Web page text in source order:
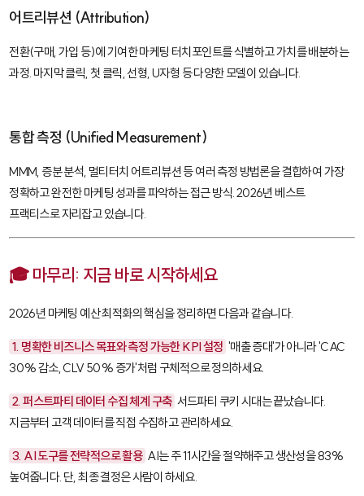
어트리뷰션 (Attribution)
전환(구매, 가입 등)에 기여한 마케팅 터치포인트를 식별하고 가치를 배분하는
과정. 마지막 클릭, 첫 클릭, 선형, U자형 등 다양한 모델이 있습니다.
통합 측정 (Unified Measurement)
MMM, 증분 분석, 멀티터치 어트리뷰션 등 여러 측정 방법론을 결합하여 가장
정확하고 완전한 마케팅 성과를 파악하는 접근 방식. 2026년 베스트
프랙티스로 자리잡고 있습니다.
🎓 마무리: 지금 바로 시작하세요
2026년 마케팅 예산 최적화의 핵심을 정리하면 다음과 같습니다.
1. 명확한 비즈니스 목표와 측정 가능한 KPI 설정 '매출 증대'가 아니라 'CAC
30% 감소, CLV 50% 증가'처럼 구체적으로 정의하세요.
2. 퍼스트파티 데이터 수집 체계 구축 서드파티 쿠키 시대는 끝났습니다.
지금부터 고객 데이터를 직접 수집하고 관리하세요.
3. AI 도구를 전략적으로 활용 AI는 주 11시간을 절약해주고 생산성을 83%
높여줍니다. 단, 최종 결정은 사람이 하세요.